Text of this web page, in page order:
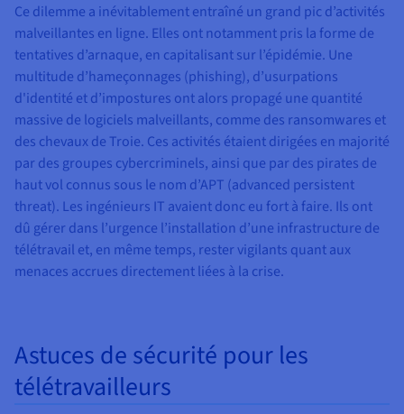
Ce dilemme a inévitablement entraîné un grand pic d’activités
malveillantes en ligne. Elles ont notamment pris la forme de
tentatives d’arnaque, en capitalisant sur l’épidémie. Une
multitude d’hameçonnages (phishing), d’usurpations
d'identité et d’impostures ont alors propagé une quantité
massive de logiciels malveillants, comme des ransomwares et
des chevaux de Troie. Ces activités étaient dirigées en majorité
par des groupes cybercriminels, ainsi que par des pirates de
haut vol connus sous le nom d’APT (advanced persistent
threat). Les ingénieurs IT avaient donc eu fort à faire. Ils ont
dû gérer dans l’urgence l’installation d’une infrastructure de
télétravail et, en même temps, rester vigilants quant aux
menaces accrues directement liées à la crise.
Astuces de sécurité pour les
télétravailleurs